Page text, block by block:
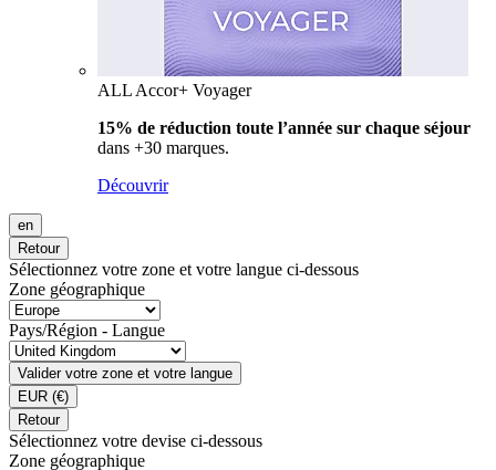
ALL Accor+ Voyager
15% de réduction toute l’année sur chaque séjour
dans +30 marques.
Découvrir
en
Retour
Sélectionnez votre zone et votre langue ci-dessous
Zone géographique
Pays/Région - Langue
Valider votre zone et votre langue
EUR (€)
Retour
Sélectionnez votre devise ci-dessous
Zone géographique